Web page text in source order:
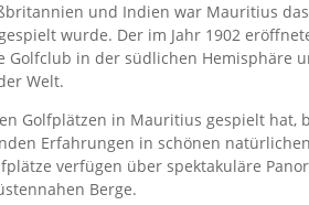
und Indien war Mauritius
wurde. Der im Jahr 1902
Golfclub in der südlichen Hemisphäre
Welt.
Golfplätzen in Mauritius gespielt hat,
Erfahrungen in schönen
verfügen über spektakuläre
Berge.